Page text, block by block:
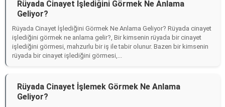
Rüyada Cinayet İşlediğini Görmek Ne Anlama
Geliyor?
Rüyada Cinayet İşlediğini Görmek Ne Anlama Geliyor? Rüyada cinayet
işlediğini görmek ne anlama gelir?, Bir kimsenin rüyada bir cinayet
işlediğini görmesi, mahzurlu bir iş ile tabir olunur. Bazen bir kimsenin
rüyada bir cinayet işlediğini görmesi,...
Rüyada Cinayet İşlemek Görmek Ne Anlama
Geliyor?